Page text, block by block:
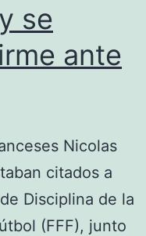
se
ante
Nicolas
citados a
Disciplina de la
(FFF), junto